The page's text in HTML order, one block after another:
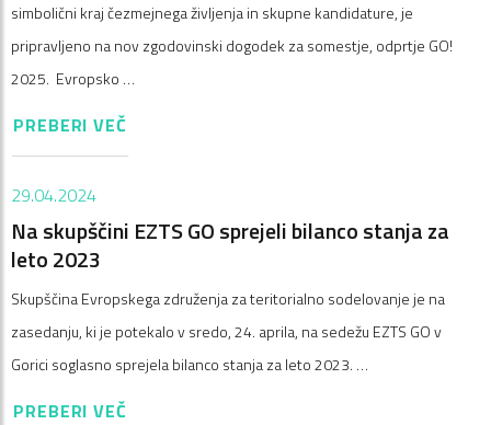
simbolični kraj čezmejnega življenja in skupne kandidature, je
pripravljeno na nov zgodovinski dogodek za somestje, odprtje GO!
2025. Evropsko …
PREBERI VEČ
29.04.2024
Na skupščini EZTS GO sprejeli bilanco stanja za
leto 2023
Skupščina Evropskega združenja za teritorialno sodelovanje je na
zasedanju, ki je potekalo v sredo, 24. aprila, na sedežu EZTS GO v
Gorici soglasno sprejela bilanco stanja za leto 2023. …
PREBERI VEČ